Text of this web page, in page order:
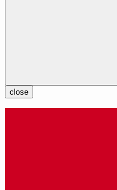
close